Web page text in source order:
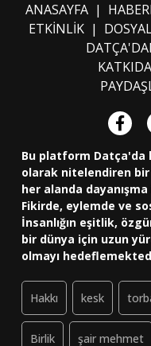
ANASAYFA|
ETKİNLİK|
Bu platform
olarak nitelendiren bir
her alanda
Fikirde, eylemde ve
İnsanlığın eşitlik,
bir dünya için uzun
olmayı
Hakkı kesk
Birlik şair mehmet